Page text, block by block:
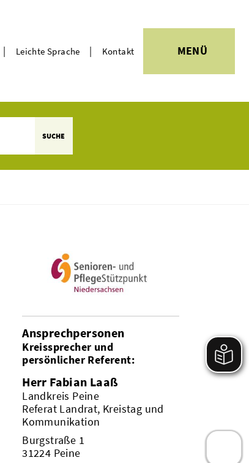
| Leichte Sprache | Kontakt MENÜ
SUCHE
Ansprechpersonen
Kreissprecher und
persönlicher Referent:
Herr Fabian Laaß
Landkreis Peine
Referat Landrat, Kreistag und
Kommunikation
Burgstraße 1
31224 Peine